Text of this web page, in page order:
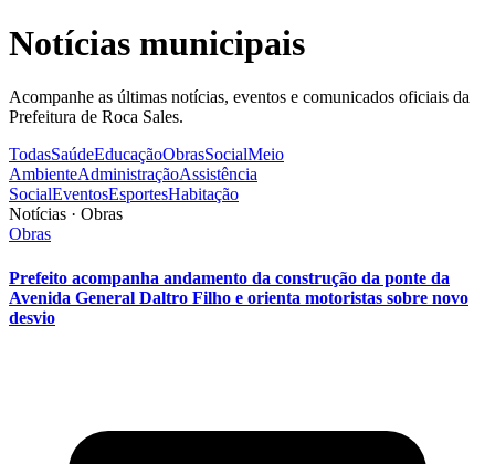
Notícias municipais
Acompanhe as últimas notícias, eventos e comunicados oficiais da
Prefeitura de Roca Sales.
TodasSaúdeEducaçãoObrasSocialMeio
AmbienteAdministraçãoAssistência
SocialEventosEsportesHabitação
Notícias · Obras
Obras
Prefeito acompanha andamento da construção da ponte da
Avenida General Daltro Filho e orienta motoristas sobre novo
desvio